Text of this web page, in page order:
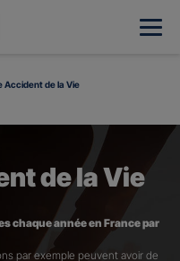
Accident de la Vie
de la Vie
chaque année en France par
par exemple peuvent avoir de